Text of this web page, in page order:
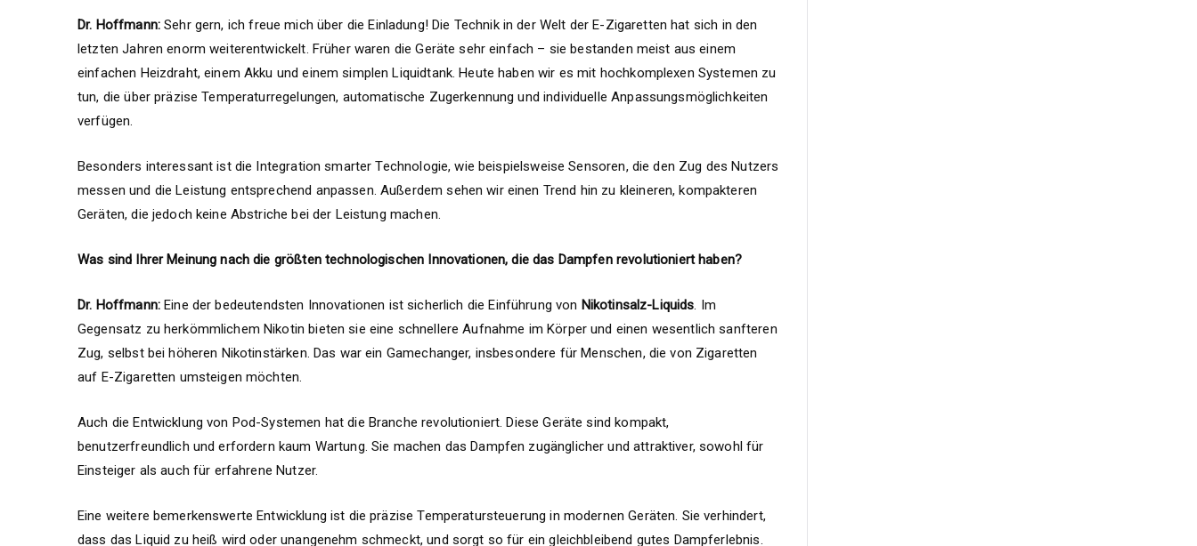
Dr. Hoffmann:Sehr gern, ich freue mich über die Einladung! Die Technik in der Welt der E-Zigaretten hat sich in den
letzten Jahren enorm weiterentwickelt. Früher waren die Geräte sehr einfach – sie bestanden meist aus einem
einfachen Heizdraht, einem Akku und einem simplen Liquidtank. Heute haben wir es mit hochkomplexen Systemen zu
tun, die über präzise Temperaturregelungen, automatische Zugerkennung und individuelle Anpassungsmöglichkeiten
verfügen.
Besonders interessant ist die Integration smarter Technologie, wie beispielsweise Sensoren, die den Zug des Nutzers
messen und die Leistung entsprechend anpassen. Außerdem sehen wir einen Trend hin zu kleineren, kompakteren
Geräten, die jedoch keine Abstriche bei der Leistung machen.
Was sind Ihrer Meinung nach die größten technologischen Innovationen, die das Dampfen revolutioniert haben?
Dr. Hoffmann:Eine der bedeutendsten Innovationen ist sicherlich die Einführung von Nikotinsalz-Liquids. Im
Gegensatz zu herkömmlichem Nikotin bieten sie eine schnellere Aufnahme im Körper und einen wesentlich sanfteren
Zug, selbst bei höheren Nikotinstärken. Das war ein Gamechanger, insbesondere für Menschen, die von Zigaretten
auf E-Zigaretten umsteigen möchten.
Auch die Entwicklung von Pod-Systemen hat die Branche revolutioniert. Diese Geräte sind kompakt,
benutzerfreundlich und erfordern kaum Wartung. Sie machen das Dampfen zugänglicher und attraktiver, sowohl für
Einsteiger als auch für erfahrene Nutzer.
Eine weitere bemerkenswerte Entwicklung ist die präzise Temperatursteuerung in modernen Geräten. Sie verhindert,
dass das Liquid zu heiß wird oder unangenehm schmeckt, und sorgt so für ein gleichbleibend gutes Dampferlebnis.